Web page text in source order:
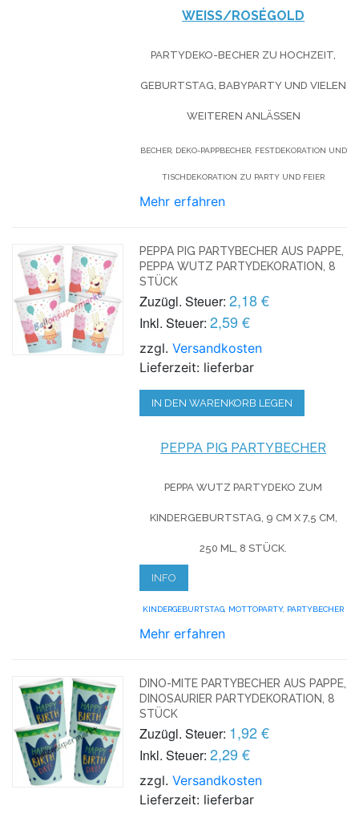
WEISS/ROSÉGOLD
PARTYDEKO-BECHER ZU HOCHZEIT,
GEBURTSTAG, BABYPARTY UND VIELEN
WEITEREN ANLÄSSEN
BECHER, DEKO-PAPPBECHER, FESTDEKORATION UND
TISCHDEKORATION ZU PARTY UND FEIER
Mehr erfahren
PEPPA PIG PARTYBECHER AUS PAPPE,
PEPPA WUTZ PARTYDEKORATION, 8
STÜCK
Zuzügl. Steuer: 2,18 €
Inkl. Steuer: 2,59 €
zzgl.Versandkosten
Lieferzeit: lieferbar
IN DEN WARENKORB LEGEN
PEPPA PIG PARTYBECHER
PEPPA WUTZ PARTYDEKO ZUM
KINDERGEBURTSTAG, 9 CM X 7,5 CM,
250 ML, 8 STÜCK.
INFO
KINDERGEBURTSTAG MOTTOPARTY, PARTYBECHER
Mehr erfahren
DINO-MITE PARTYBECHER AUS PAPPE,
DINOSAURIER PARTYDEKORATION, 8
STÜCK
Zuzügl. Steuer: 1,92 €
Inkl. Steuer: 2,29 €
zzgl.Versandkosten
Lieferzeit: lieferbar